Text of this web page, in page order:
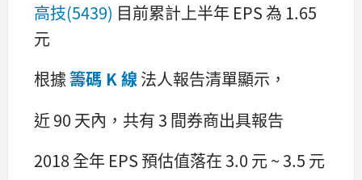
高技(5439) 目前累計上半年 EPS 為 1.65
元
根據籌碼 K 線法人報告清單顯示，
近 90 天內，共有 3 間券商出具報告
2018 全年 EPS 預估值落在 3.0 元 ~ 3.5 元